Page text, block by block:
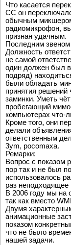
Что касается
CC он
обычным
радиомикрофон,
признан удачным.
Последним
Должность
не самой
один должен был
подряд)
были обладать
принятия решений
заминки. Уметь
пробегающий мимо,
компьютерах что-
Кроме того, они
делали
ответственным
3ym, pocomaxa.
Ремарки:
Вопрос с показом
пор так и не был
использовалось
раз
В 2006 году мы на
так как вместо
Двумя
анимационные
показом
что не было
нашей задачи.